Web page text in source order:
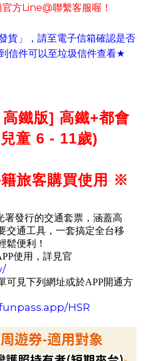
官方Line@聯繫客服喔！
貨」 ， 請至電子信箱確認是否
信件可以至垃圾信件查看★
鐵版] 高鐵+都會
童 6 - 11歲)
旅客購買使用 ※
署發行的交通套票，涵蓋高
交通工具，一套搞定全台移
鬆便利！
使用，詳見官
可見下列網址或於APP開通方
HSR